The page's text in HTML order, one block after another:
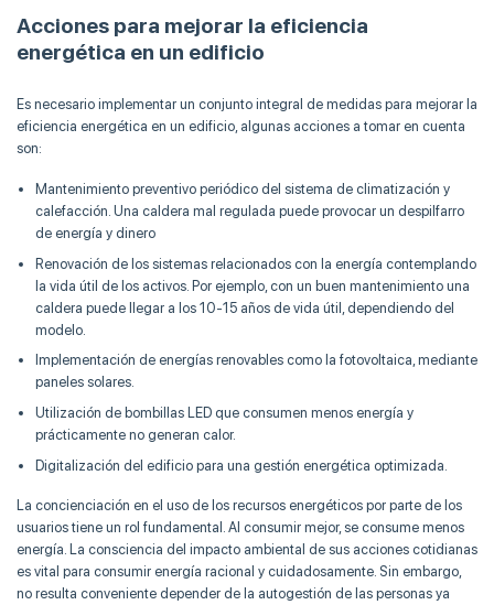
Acciones para mejorar la eficiencia
energética en un edificio
Es necesario implementar un conjunto integral de medidas para mejorar la
eficiencia energética en un edificio, algunas acciones a tomar en cuenta
son:
Mantenimiento preventivo periódico del sistema de climatización y
calefacción. Una caldera mal regulada puede provocar un despilfarro
de energía y dinero
Renovación de los sistemas relacionados con la energía contemplando
la vida útil de los activos. Por ejemplo, con un buen mantenimiento una
caldera puede llegar a los 10-15 años de vida útil, dependiendo del
modelo.
Implementación de energías renovables como la fotovoltaica, mediante
paneles solares.
Utilización de bombillas LED que consumen menos energía y
prácticamente no generan calor.
Digitalización del edificio para una gestión energética optimizada.
La concienciación en el uso de los recursos energéticos por parte de los
usuarios tiene un rol fundamental. Al consumir mejor, se consume menos
energía. La consciencia del impacto ambiental de sus acciones cotidianas
es vital para consumir energía racional y cuidadosamente. Sin embargo,
no resulta conveniente depender de la autogestión de las personas ya